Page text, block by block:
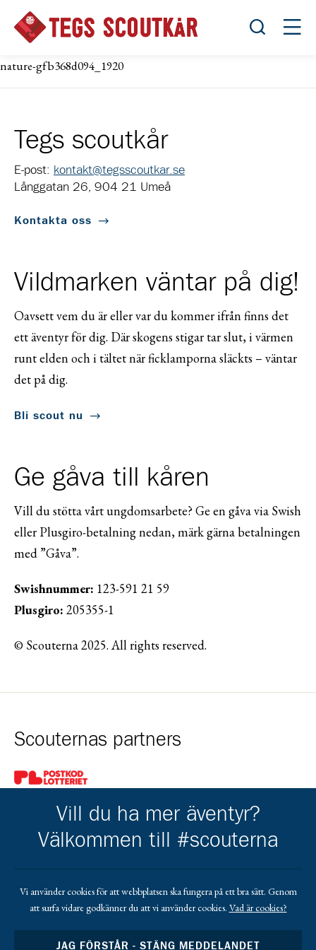
Öppna
nature-gfb368d094_1920
Tegs scoutkår
E-post: kontakt@tegsscoutkar.se
Långgatan 26, 904 21 Umeå
Kontakta oss
Vildmarken väntar på dig!
Oavsett vem du är eller var du kommer ifrån finns det
ett äventyr för dig. Där skogens stigar tar slut, i värmen
runt elden och i tältet när ficklamporna släckts – väntar
det på dig.
Bli scout nu
Ge gåva till kåren
Vill du stötta vårt ungdomsarbete? Ge en gåva via Swish
eller Plusgiro-betalning nedan, märk gärna betalningen
med ”Gåva”.
Swishnummer: 123-591 21 59
Plusgiro: 205355-1
© Scouterna 2025. All rights reserved.
Scouternas partners
Gå till pl_50
Gå till https://www.mera.se/Gå till https://www.lansforsakringar.se/
Gå till https://
Vill du ha mer äventyr?
Välkommen till #scouterna
Vi använder cookies för att webbplatsen ska fungera på ett bra sätt. Genom
att surfa vidare godkänner du att vi använder cookies. Vad är cookies?
JAG FÖRSTÅR - STÄNG MEDDELANDET